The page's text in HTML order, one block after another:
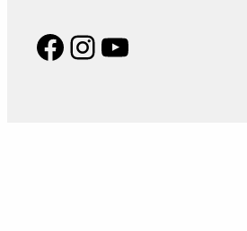
Facebook
Instagram
YouTube